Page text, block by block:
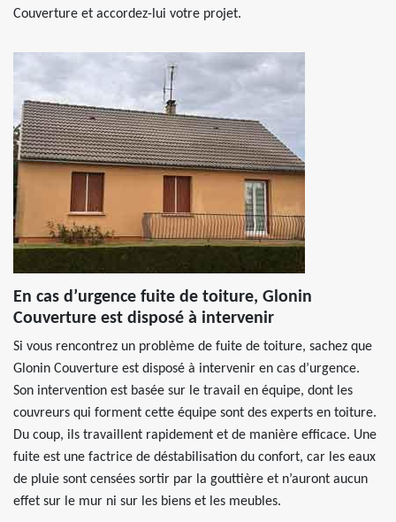
Couverture et accordez-lui votre projet.
En cas d’urgence fuite de toiture, Glonin
Couverture est disposé à intervenir
Si vous rencontrez un problème de fuite de toiture, sachez que
Glonin Couverture est disposé à intervenir en cas d’urgence.
Son intervention est basée sur le travail en équipe, dont les
couvreurs qui forment cette équipe sont des experts en toiture.
Du coup, ils travaillent rapidement et de manière efficace. Une
fuite est une factrice de déstabilisation du confort, car les eaux
de pluie sont censées sortir par la gouttière et n’auront aucun
effet sur le mur ni sur les biens et les meubles.